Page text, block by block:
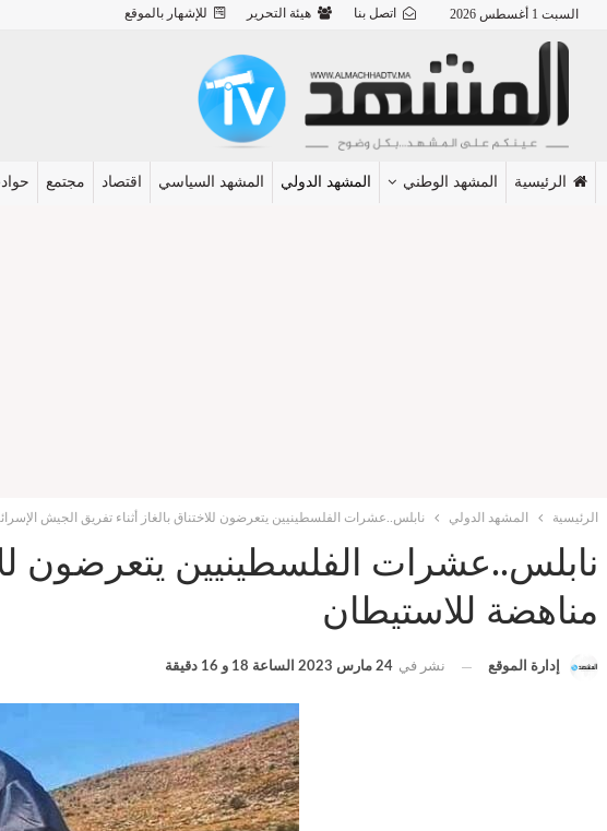
السبت 1 أغسطس 2026 اتصل بنا هيئة التحرير للإشهار بالموقع
الرئيسية المشهد الوطني المشهد الدولي المشهد السياسي اقتصاد مجتمع
الرئيسية المشهد الدولي نابلس..عشرات الفلسطينيين يتعرضون للاختناق بالغاز أثناء تفريق الجيش
نابلس..عشرات الفلسطينيين يتعرضون
مناهضة للاستيطان
إدارة الموقع نشر في 24 مارس 2023 الساعة 18 و 16 دقيقة